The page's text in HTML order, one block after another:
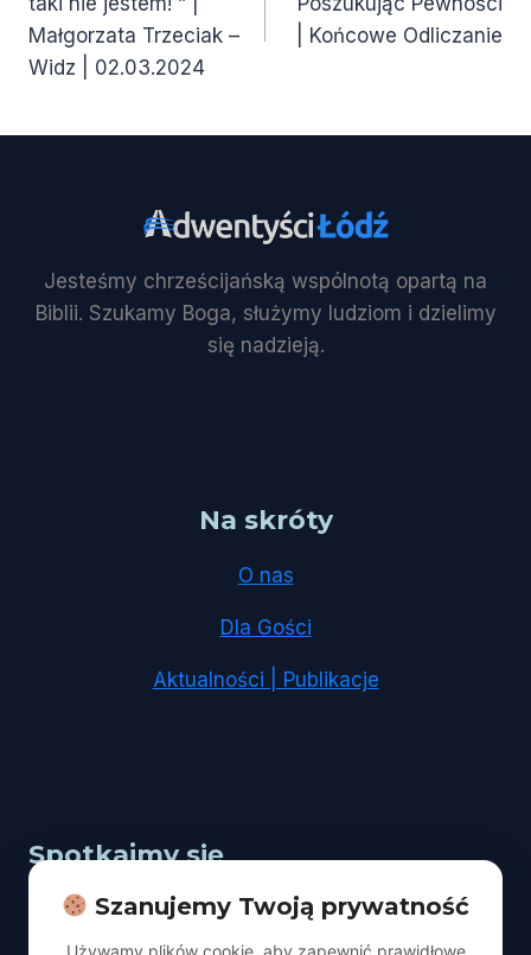
Małgorzata Trzeciak –
Widz | 02.03.2024
| Końcowe Odliczanie
Jesteśmy chrześcijańską wspólnotą opartą na
Biblii. Szukamy Boga, służymy ludziom i dzielimy
się nadzieją.
Na skróty
O nas
Dla Gości
Aktualności | Publikacje
Spotkajmy się
Adres: Łódź, ul. Kopcińskiego 67
Szanujemy Twoją prywatność
Używamy plików cookie, aby zapewnić prawidłowe